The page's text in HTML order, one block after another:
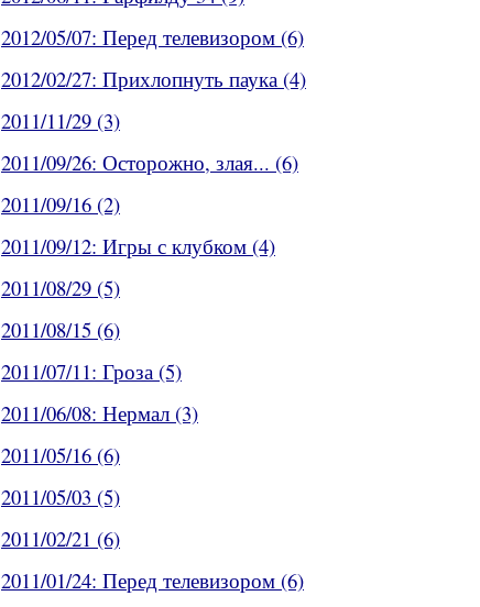
2012/05/07: Перед телевизором (6)
2012/02/27: Прихлопнуть паука (4)
2011/11/29 (3)
2011/09/26: Осторожно, злая... (6)
2011/09/16 (2)
2011/09/12: Игры с клубком (4)
2011/08/29 (5)
2011/08/15 (6)
2011/07/11: Гроза (5)
2011/06/08: Нермал (3)
2011/05/16 (6)
2011/05/03 (5)
2011/02/21 (6)
2011/01/24: Перед телевизором (6)